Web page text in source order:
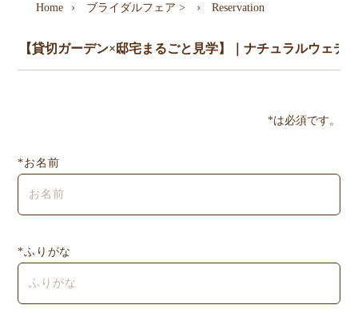
Home ブライダルフェア > Reservation
*は必須です。
*お名前
*ふりがな